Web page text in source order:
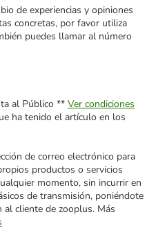
de experiencias y opiniones
concretas, por favor utiliza
puedes llamar al número
al Público ** Ver condiciones
ha tenido el artículo en los
de correo electrónico para
productos o servicios
momento, sin incurrir en
de transmisión, poniéndote
al cliente de zooplus. Más